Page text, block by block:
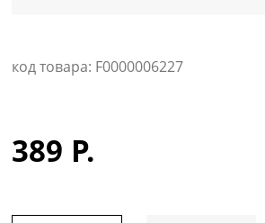
код товара: F0000006227
389 Р.